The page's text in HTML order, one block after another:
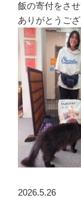
飯の寄付をさ
ありがとうご
2026.5.26